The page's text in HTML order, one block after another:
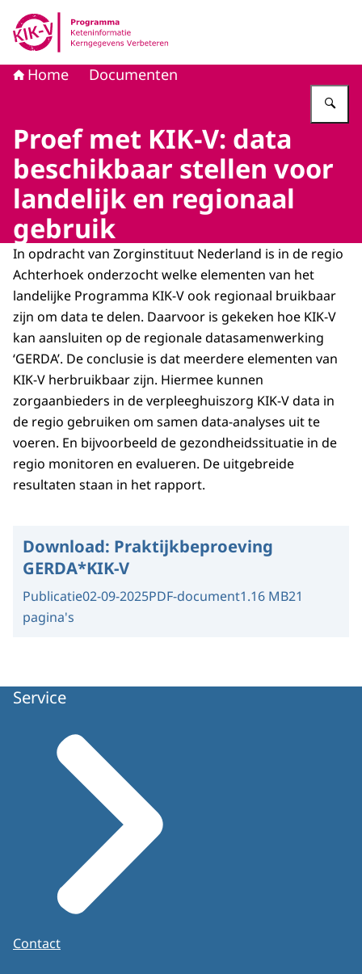
Naar de homepage van KIK-V
Home Documenten
Proef met KIK-V: data
beschikbaar stellen voor
landelijk en regionaal
gebruik
In opdracht van Zorginstituut Nederland is in de regio
Achterhoek onderzocht welke elementen van het
landelijke Programma KIK-V ook regionaal bruikbaar
zijn om data te delen. Daarvoor is gekeken hoe KIK-V
kan aansluiten op de regionale datasamenwerking
‘GERDA’. De conclusie is dat meerdere elementen van
KIK-V herbruikbaar zijn. Hiermee kunnen
zorgaanbieders in de verpleeghuiszorg KIK-V data in
de regio gebruiken om samen data-analyses uit te
voeren. En bijvoorbeeld de gezondheidssituatie in de
regio monitoren en evalueren. De uitgebreide
resultaten staan in het rapport.
Download: Praktijkbeproeving
GERDA*KIK-V
Publicatie02-09-2025PDF-document1.16 MB21
pagina's
Service
Contact